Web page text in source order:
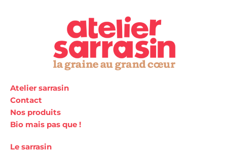
Atelier sarrasin
Contact
Nos produits
Bio mais pas que !
Le sarrasin